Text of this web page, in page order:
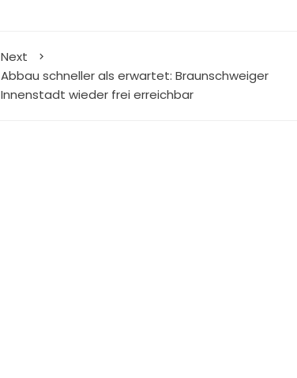
Next
Abbau schneller als erwartet: Braunschweiger
Innenstadt wieder frei erreichbar